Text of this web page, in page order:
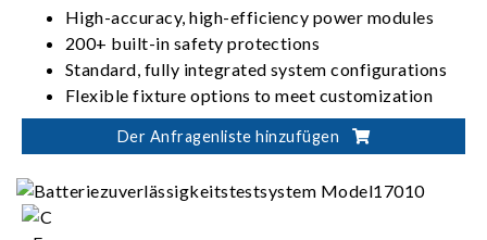
High-accuracy, high-efficiency power modules
200+ built-in safety protections
Standard, fully integrated system configurations
Flexible fixture options to meet customization
needs
Der Anfragenliste hinzufügen